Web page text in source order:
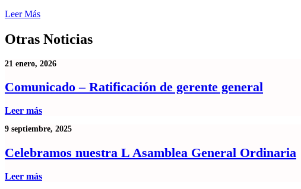
Leer Más
Otras Noticias
21 enero, 2026
Comunicado – Ratificación de gerente general
Leer más
9 septiembre, 2025
Celebramos nuestra L Asamblea General Ordinaria
Leer más